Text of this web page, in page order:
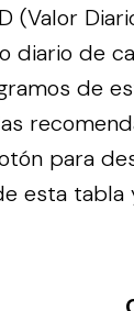
(Valor
diario de
de
para
esta tabla